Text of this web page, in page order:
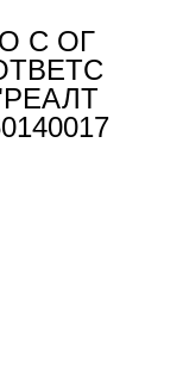
С ОГ